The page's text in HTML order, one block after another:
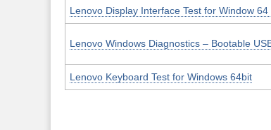
Lenovo Display Interface Test for Window 64
Lenovo Windows Diagnostics – Bootable
Lenovo Keyboard Test for Windows 64bit